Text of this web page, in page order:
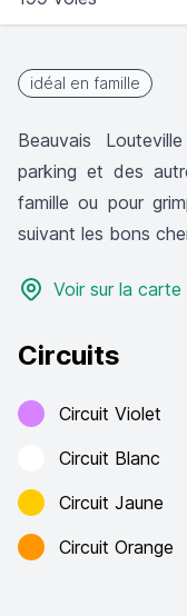
idéal en famille
Beauvais
parking et des
famille ou pour
suivant les bons
Voir sur la carte
Circuits
Circuit Violet
Circuit Blanc
Circuit Jaune
Circuit Orange